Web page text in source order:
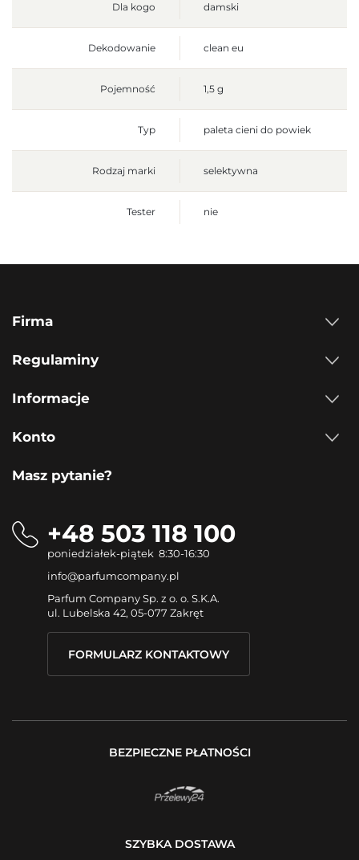
Dla kogo damski
Dekodowanie clean eu
Pojemność 1,5 g
Typ paleta cieni do powiek
Rodzaj marki selektywna
Tester nie
Firma
Regulaminy
Informacje
Konto
Masz pytanie?
+48 503 118 100
poniedziałek-piątek 8:30-16:30
info@parfumcompany.pl
Parfum Company Sp. z o. o. S.K.A.
ul. Lubelska 42, 05-077 Zakręt
FORMULARZ KONTAKTOWY
BEZPIECZNE PŁATNOŚCI
SZYBKA DOSTAWA